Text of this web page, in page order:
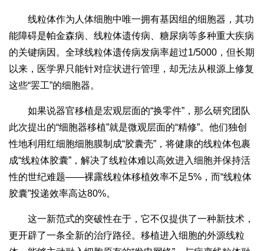
线粒体作为人体细胞中唯一拥有基因组的细胞器，其功
能障碍是帕金森病、线粒体遗传病、糖尿病等多种重大疾病
的关键病因。全球线粒体遗传病发病率超过1/5000，但长期
以来，医学界只能针对症状进行管理，却无法从根源上修复
这些“罢工”的细胞器。
如果说器官移植是宏观层面的“换零件”，那么研究团队
此次提出的“细胞器移植”就是微观层面的“精修”。他们独创
性地利用红细胞细胞膜制成“胶囊壳”，将健康的线粒体包裹
成“线粒体胶囊”，解决了线粒体难以高效进入细胞并保持活
性的世纪难题——裸露线粒体移植效率不足5%，而“线粒体
胶囊”投递效率高达80%。
这一新范式的突破性在于，它不仅提供了一种新技术，
更开辟了一条全新的治疗路径。移植进入细胞的外源线粒